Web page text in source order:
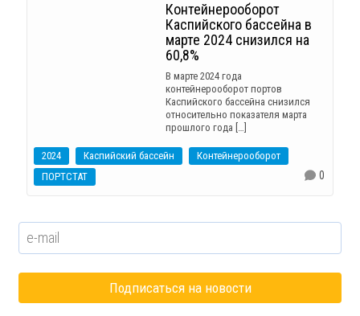
Контейнерооборот
Каспийского бассейна в
марте 2024 снизился на
60,8%
В марте 2024 года
контейнерооборот портов
Каспийского бассейна снизился
относительно показателя марта
прошлого года […]
2024 Каспийский бассейн
Контейнерооборот
ПОРТСТАТ
0